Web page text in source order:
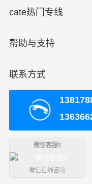
运
元/票
优
藏
域
临沂
兰山区、罗庄区
送
区
北川县
北川县(全境)
cate热门专线
帮助与支持
联系方式
微信客服1
微信在线咨询